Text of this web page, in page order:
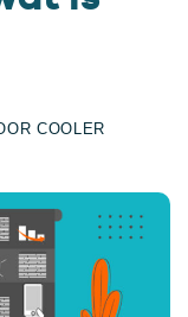
COOLER